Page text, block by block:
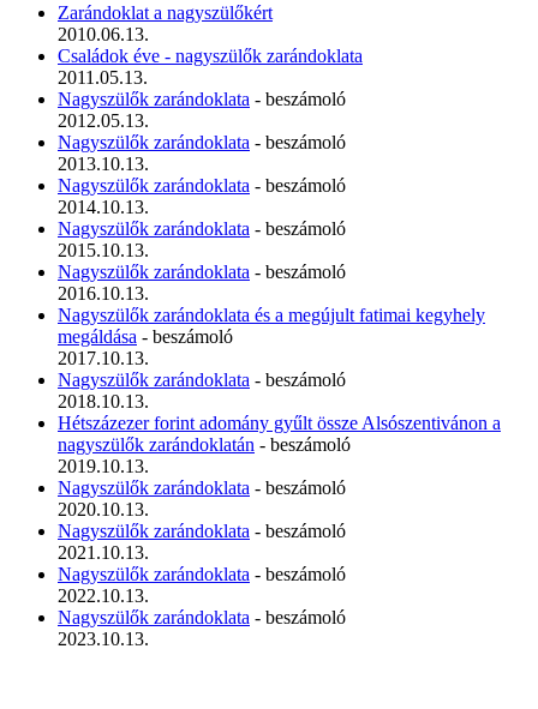
Zarándoklat a nagyszülőkért
2010.06.13.
Családok éve - nagyszülők zarándoklata
2011.05.13.
Nagyszülők zarándoklata - beszámoló
2012.05.13.
Nagyszülők zarándoklata - beszámoló
2013.10.13.
Nagyszülők zarándoklata - beszámoló
2014.10.13.
Nagyszülők zarándoklata - beszámoló
2015.10.13.
Nagyszülők zarándoklata - beszámoló
2016.10.13.
Nagyszülők zarándoklata és a megújult fatimai kegyhely
megáldása - beszámoló
2017.10.13.
Nagyszülők zarándoklata - beszámoló
2018.10.13.
Hétszázezer forint adomány gyűlt össze Alsószentivánon a
nagyszülők zarándoklatán - beszámoló
2019.10.13.
Nagyszülők zarándoklata - beszámoló
2020.10.13.
Nagyszülők zarándoklata - beszámoló
2021.10.13.
Nagyszülők zarándoklata - beszámoló
2022.10.13.
Nagyszülők zarándoklata - beszámoló
2023.10.13.